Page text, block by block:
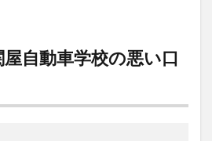
屋自動車学校の悪い口